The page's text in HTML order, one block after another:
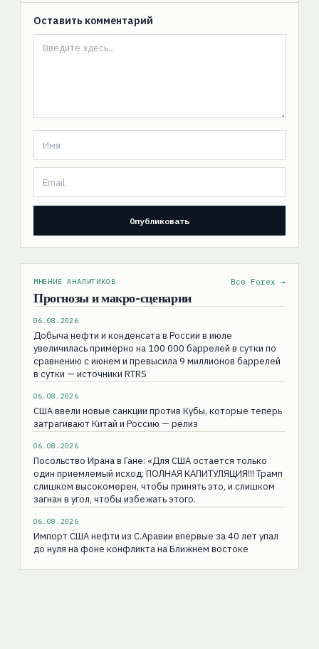
Оставить комментарий
МНЕНИЕ АНАЛИТИКОВ
Прогнозы и макро-сценарии
Все Forex →
06.08.2026
Добыча нефти и конденсата в России в июле
увеличилась примерно на 100 000 баррелей в сутки по
сравнению с июнем и превысила 9 миллионов баррелей
в сутки — источники RTRS
06.08.2026
США ввели новые санкции против Кубы, которые теперь
затрагивают Китай и Россию — релиз
06.08.2026
Посольство Ирана в Гане: «Для США остаeтся только
один приемлемый исход: ПОЛНАЯ КАПИТУЛЯЦИЯ!!! Трамп
слишком высокомерен, чтобы принять это, и слишком
загнан в угол, чтобы избежать этого.
06.08.2026
Импорт США нефти из С.Аравии впервые за 40 лет упал
до нуля на фоне конфликта на Ближнем востоке